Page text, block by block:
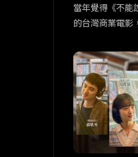
當年覺得《不能
的台灣商業電影
這部改編電影不
架構並未不同，
是人物設定的更
思。